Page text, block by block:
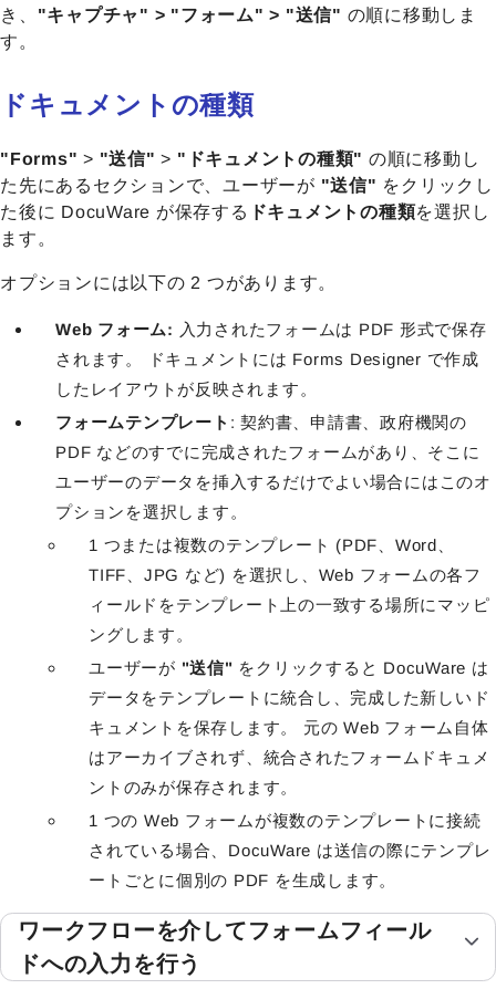
き、 "キャプチャ" > "フォーム" > "送信" の順に移動しま
す。
ドキュメントの種類
"Forms" > "送信" > "ドキュメントの種類" の順に移動し
た先にあるセクションで、ユーザーが "送信" をクリックし
た後に DocuWare が保存する ドキュメントの種類を選択し
ます。
オプションには以下の 2 つがあります。
Web フォーム: 入力されたフォームは PDF 形式で保存
されます。 ドキュメントには Forms Designer で作成
したレイアウトが反映されます。
フォームテンプレート : 契約書、申請書、政府機関の
PDF などのすでに完成されたフォームがあり、そこに
ユーザーのデータを挿入するだけでよい場合にはこのオ
プションを選択します。
1 つまたは複数のテンプレート (PDF、Word、
TIFF、JPG など) を選択し、Web フォームの各フ
ィールドをテンプレート上の一致する場所にマッピ
ングします。
ユーザーが "送信" をクリックすると DocuWare は
データをテンプレートに統合し、完成した新しいド
キュメントを保存します。 元の Web フォーム自体
はアーカイブされず、統合されたフォームドキュメ
ントのみが保存されます。
1 つの Web フォームが複数のテンプレートに接続
されている場合、DocuWare は送信の際にテンプレ
ートごとに個別の PDF を生成します。
ワークフローを介してフォームフィール
ドへの入力を行う